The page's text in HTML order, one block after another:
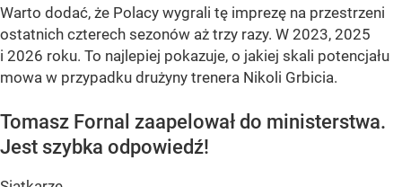
Warto dodać, że Polacy wygrali tę imprezę na przestrzeni
ostatnich czterech sezonów aż trzy razy. W 2023, 2025
i 2026 roku. To najlepiej pokazuje, o jakiej skali potencjału
mowa w przypadku drużyny trenera Nikoli Grbicia.
Tomasz Fornal zaapelował do ministerstwa.
Jest szybka odpowiedź!